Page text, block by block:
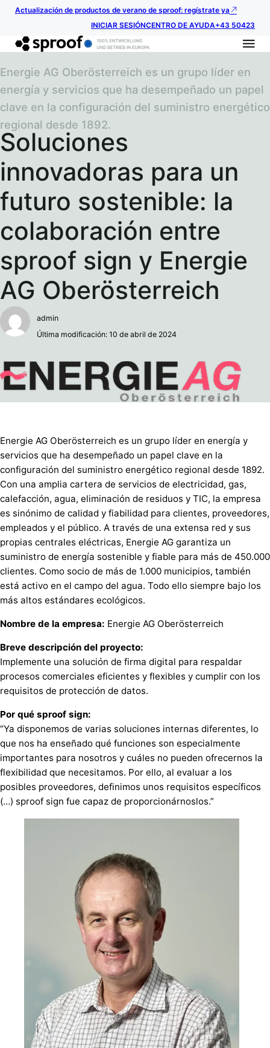
Actualización de productos de verano de sproof: regístrate ya
INICIAR SESIÓNCENTRO DE AYUDA+43 50423
Soluciones
innovadoras para un
futuro sostenible: la
colaboración entre
sproof sign y Energie
AG Oberösterreich
Energie AG Oberösterreich es un grupo líder en
energía y servicios que ha desempeñado un papel
clave en la configuración del suministro energético
regional desde 1892.
admin
Última modificación: 10 de abril de 2024
Energie AG Oberösterreich es un grupo líder en energía y
servicios que ha desempeñado un papel clave en la
configuración del suministro energético regional desde 1892.
Con una amplia cartera de servicios de electricidad, gas,
calefacción, agua, eliminación de residuos y TIC, la empresa
es sinónimo de calidad y fiabilidad para clientes, proveedores,
empleados y el público. A través de una extensa red y sus
propias centrales eléctricas, Energie AG garantiza un
suministro de energía sostenible y fiable para más de 450.000
clientes. Como socio de más de 1.000 municipios, también
está activo en el campo del agua. Todo ello siempre bajo los
más altos estándares ecológicos.
Nombre de la empresa: Energie AG Oberösterreich
Breve descripción del proyecto:
Implemente una solución de firma digital para respaldar
procesos comerciales eficientes y flexibles y cumplir con los
requisitos de protección de datos.
Por qué sproof sign:
“Ya disponemos de varias soluciones internas diferentes, lo
que nos ha enseñado qué funciones son especialmente
importantes para nosotros y cuáles no pueden ofrecernos la
flexibilidad que necesitamos. Por ello, al evaluar a los
posibles proveedores, definimos unos requisitos específicos
(…) sproof sign fue capaz de proporcionárnoslos.”